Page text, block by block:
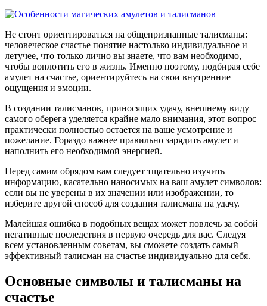
Не стоит ориентироваться на общепризнанные талисманы:
человеческое счастье понятие настолько индивидуальное и
летучее, что только лично вы знаете, что вам необходимо,
чтобы воплотить его в жизнь. Именно поэтому, подбирая себе
амулет на счастье, ориентируйтесь на свои внутренние
ощущения и эмоции.
В создании талисманов, приносящих удачу, внешнему виду
самого оберега уделяется крайне мало внимания, этот вопрос
практически полностью остается на ваше усмотрение и
пожелание. Гораздо важнее правильно зарядить амулет и
наполнить его необходимой энергией.
Перед самим обрядом вам следует тщательно изучить
информацию, касательно наносимых на ваш амулет символов:
если вы не уверены в их значении или изображении, то
изберите другой способ для создания талисмана на удачу.
Малейшая ошибка в подобных вещах может повлечь за собой
негативные последствия в первую очередь для вас. Следуя
всем установленным советам, вы сможете создать самый
эффективный талисман на счастье индивидуально для себя.
Основные символы и талисманы на
счастье